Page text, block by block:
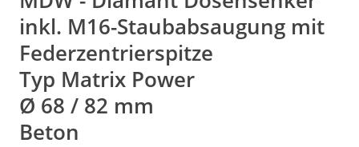
inkl. M16-Staubabsaugung mit
Federzentrierspitze
Typ Matrix Power
Ø 68 / 82 mm
Beton